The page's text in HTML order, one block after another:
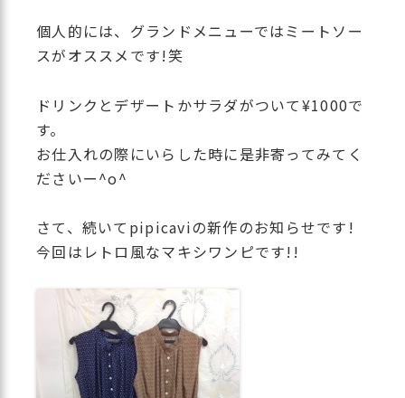
個人的には、グランドメニューではミートソー
スがオススメです!笑
ドリンクとデザートかサラダがついて¥1000で
す。
お仕入れの際にいらした時に是非寄ってみてく
ださいー^o^
さて、続いてpipicaviの新作のお知らせです!
今回はレトロ風なマキシワンピです!!